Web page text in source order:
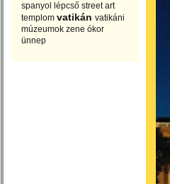
spanyol lépcső street art
templom vatikán vatikáni
múzeumok zene ókor
ünnep